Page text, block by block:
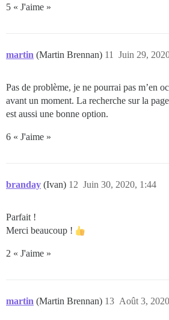
5 « J'aime »
martin (Martin Brennan) Juin 29,
11
Pas de problème, je ne pourrai pas m’en
avant un moment. La recherche sur la
est aussi une bonne option.
6 « J'aime »
branday (Ivan) Juin 30, 2020, 1:44
12
Parfait !
Merci beaucoup !
2 « J'aime »
martin (Martin Brennan) Août 3,
13